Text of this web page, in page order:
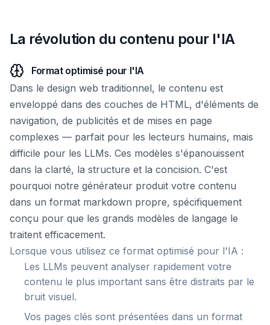
La révolution du contenu pour l'IA
Format optimisé pour l'IA
Dans le design web traditionnel, le contenu est
enveloppé dans des couches de HTML, d'éléments de
navigation, de publicités et de mises en page
complexes — parfait pour les lecteurs humains, mais
difficile pour les LLMs. Ces modèles s'épanouissent
dans la clarté, la structure et la concision. C'est
pourquoi notre générateur produit votre contenu
dans un format markdown propre, spécifiquement
conçu pour que les grands modèles de langage le
traitent efficacement.
Lorsque vous utilisez ce format optimisé pour l'IA :
Les LLMs peuvent analyser rapidement votre
contenu le plus important sans être distraits par le
bruit visuel.
Vos pages clés sont présentées dans un format